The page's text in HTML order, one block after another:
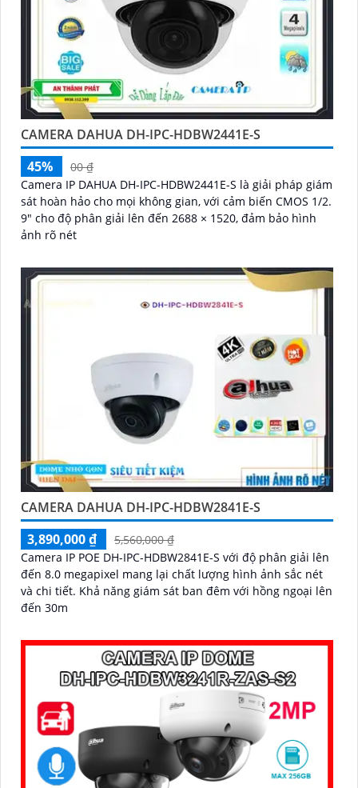
CAMERA DAHUA DH-IPC-HDBW2441E-S
45%
00 ₫
Camera IP DAHUA DH-IPC-HDBW2441E-S là giải pháp giám
sát hoàn hảo cho mọi không gian, với cảm biến CMOS 1/2.
9" cho độ phân giải lên đến 2688 × 1520, đảm bảo hình
ảnh rõ nét
CAMERA DAHUA DH-IPC-HDBW2841E-S
3,890,000 ₫
5,560,000 ₫
Camera IP POE DH-IPC-HDBW2841E-S với độ phân giải lên
đến 8.0 megapixel mang lại chất lượng hình ảnh sắc nét
và chi tiết. Khả năng giám sát ban đêm với hồng ngoại lên
đến 30m